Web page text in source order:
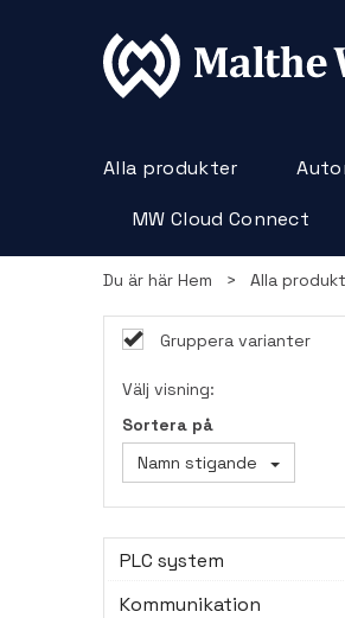
Alla produkter
MW Cloud Connect
Du är här Hem > Alla
Gruppera varianter
Välj visning:
Sortera på
Namn stigande
PLC system
Kommunikation